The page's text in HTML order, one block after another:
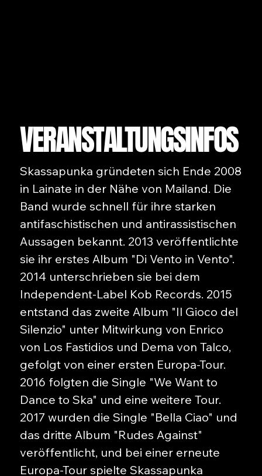
VERANSTALTUNGSINFOS
Skassapunka gründeten sich Ende 2008
in Lainate in der Nähe von Mailand. Die
Band wurde schnell für ihre starken
antifaschistischen und antirassistischen
Aussagen bekannt. 2013 veröffentlichte
sie ihr erstes Album "Di Vento in Vento".
2014 unterschrieben sie bei dem
Independent-Label Kob Records. 2015
entstand das zweite Album "Il Gioco del
Silenzio" unter Mitwirkung von Enrico
von Los Fastidios und Dema von Talco,
gefolgt von einer ersten Europa-Tour.
2016 folgten die Single "We Want to
Dance to Ska" und eine weitere Tour.
2017 wurden die Single "Bella Ciao" und
das dritte Album "Rudes Against"
veröffentlicht, und bei einer erneute
Europa-Tour spielte Skassapunka